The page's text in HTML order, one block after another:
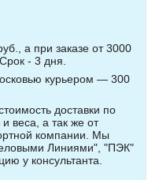
а при заказе от 3000
- 3 дня.
курьером — 300
доставки по
и веса, а так же от
компании. Мы
Линиями", "ПЭК"
у консультанта.